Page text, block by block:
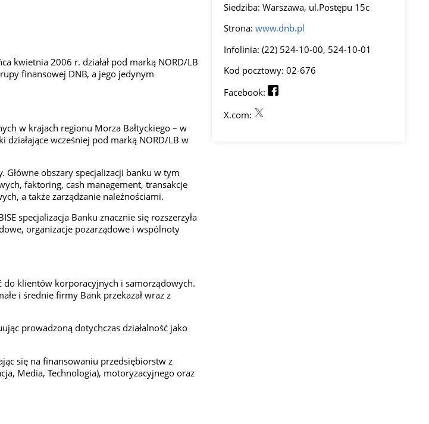
kwietnia 2006 r. działał pod marką NORD/LB
finansowej DNB, a jego jedynym
w krajach regionu Morza Bałtyckiego – w
działające wcześniej pod marką NORD/LB w
Główne obszary specjalizacji banku w tym
faktoring, cash management, transakcje
a także zarządzanie należnościami.
specjalizacja Banku znacznie się rozszerzyła
organizacje pozarządowe i wspólnoty
do klientów korporacyjnych i samorządowych.
i średnie firmy Bank przekazał wraz z
prowadzoną dotychczas działalność jako
się na finansowaniu przedsiębiorstw z
Media, Technologia), motoryzacyjnego oraz
Siedziba: Warszawa, ul.Postępu 15c
Strona: www.dnb.pl
Infolinia: (22) 524-10-00, 524-10-01
Kod pocztowy: 02-676
Facebook:
X.com: